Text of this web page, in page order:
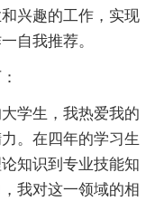
兴趣的工作，实现
自我推荐。
学生，我热爱我的
。在四年的学习生
知识到专业技能知
我对这一领域的相